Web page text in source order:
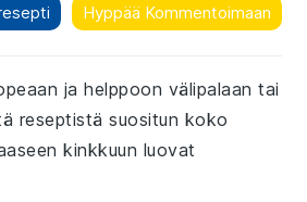
Hyppää Kommentoimaan
ja helppoon välipalaan tai
reseptistä suositun koko
kinkkuun luovat